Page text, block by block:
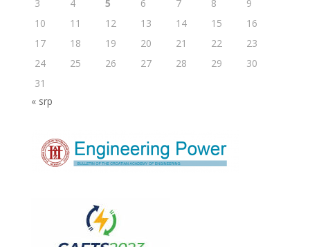
3
4 5 6 7 8
9
10
11 12 13 14 15
16
17
18 19 20 21 22
23
24
25 26 27 28 29
30
31
« srp